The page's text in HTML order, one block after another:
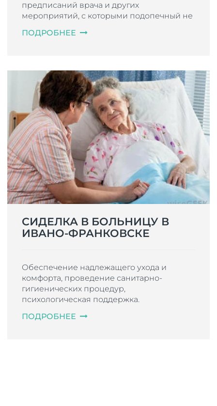
предписаний врача и других
мероприятий, с которыми подопечный не
ПОДРОБНЕЕ
СИДЕЛКА В БОЛЬНИЦУ В
ИВАНО-ФРАНКОВСКЕ
Обеспечение надлежащего ухода и
комфорта, проведение санитарно-
гигиенических процедур,
психологическая поддержка.
ПОДРОБНЕЕ